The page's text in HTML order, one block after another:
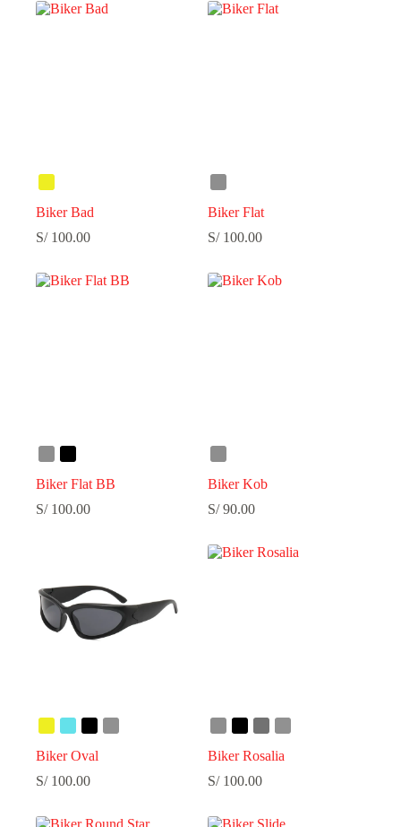
Biker Bad
S/100.00
Biker Flat
S/100.00
Biker Flat BB
S/100.00
Biker Kob
S/90.00
Biker Oval
S/100.00
Biker Rosalia
S/100.00